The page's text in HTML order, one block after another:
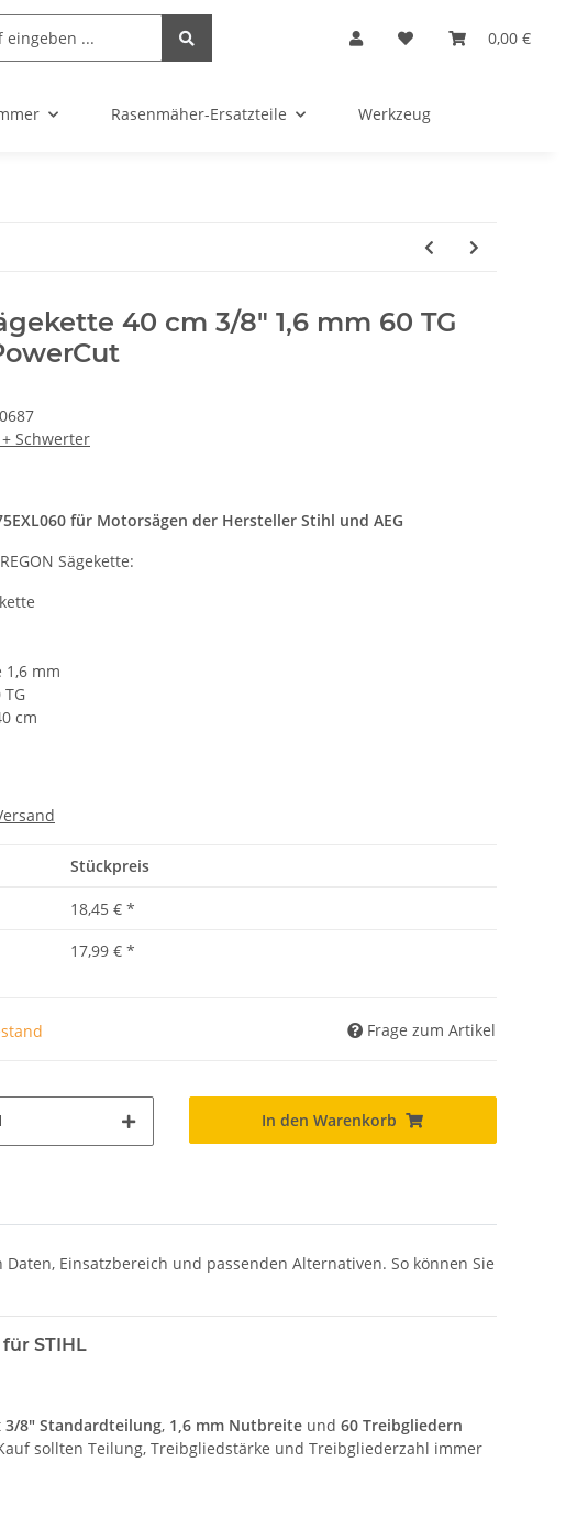
0,00 €
Rasenmäher-Ersatzteile Werkzeug
40 cm 3/8" 1,6 mm 60 TG
Schwerter
für Motorsägen der Hersteller Stihl und AEG
Sägekette:
mm
cm
Stückpreis
18,45 € *
17,99 € *
Frage zum Artikel
In den Warenkorb
Einsatzbereich und passenden Alternativen. So können Sie
STIHL
3/8" Standardteilung, 1,6 mm Nutbreite und 60 Treibgliedern
sollten Teilung, Treibgliedstärke und Treibgliederzahl immer